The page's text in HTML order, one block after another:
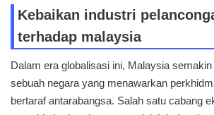
Kebaikan industri
terhadap malaysia
Dalam era globalisasi ini, Malaysia
sebuah negara yang menawarkan
bertaraf antarabangsa. Salah satu cabang